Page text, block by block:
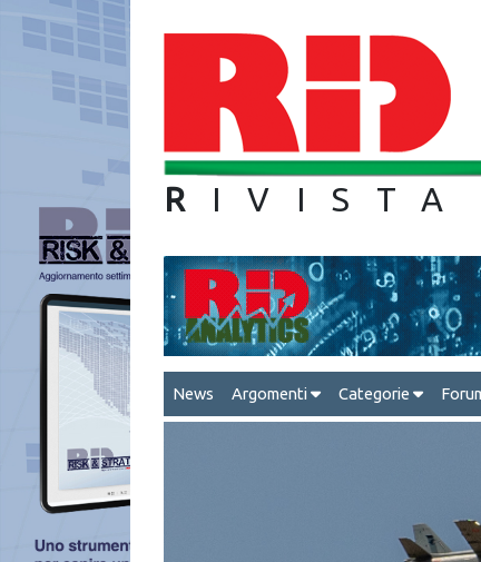
R
News Argomenti Categorie